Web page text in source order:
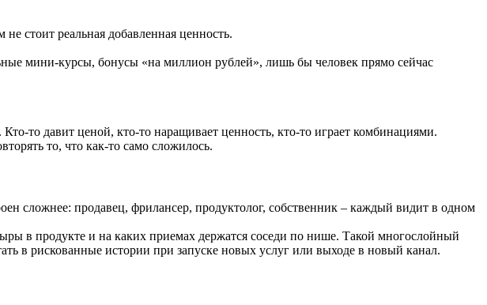
стоит реальная добавленная ценность.
мини-курсы, бонусы «на миллион рублей», лишь бы человек прямо сейчас
то давит ценой, кто-то наращивает ценность, кто-то играет комбинациями.
то, что как-то само сложилось.
сложнее: продавец, фрилансер, продуктолог, собственник – каждый видит в одном
в продукте и на каких приемах держатся соседи по нише. Такой многослойный
в рискованные истории при запуске новых услуг или выходе в новый канал.